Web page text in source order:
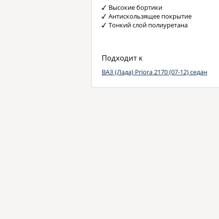
Высокие бортики
Антискользящее покрытие
Тонкий слой полиуретана
Подходит к
ВАЗ (Лада) Priora 2170 (07-12) седан